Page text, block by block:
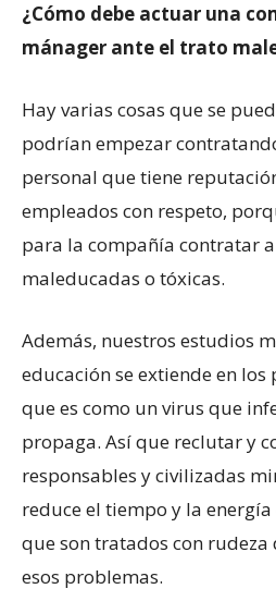
¿Cómo debe actuar una
mánager ante el trato
Hay varias cosas que se
podrían empezar
personal que tiene
empleados con respeto,
para la compañía contratar
maleducadas o tóxicas.
Además, nuestros estudios
educación se extiende en
que es como un virus que
propaga. Así que reclutar y
responsables y civilizadas
reduce el tiempo y la
que son tratados con
esos problemas.